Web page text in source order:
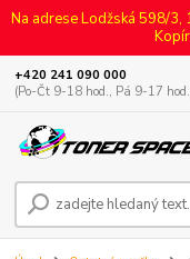
Na adrese Lodžská 598/3,
+420 241 090 000
(Po-Čt 9-18 hod., Pá 9-17